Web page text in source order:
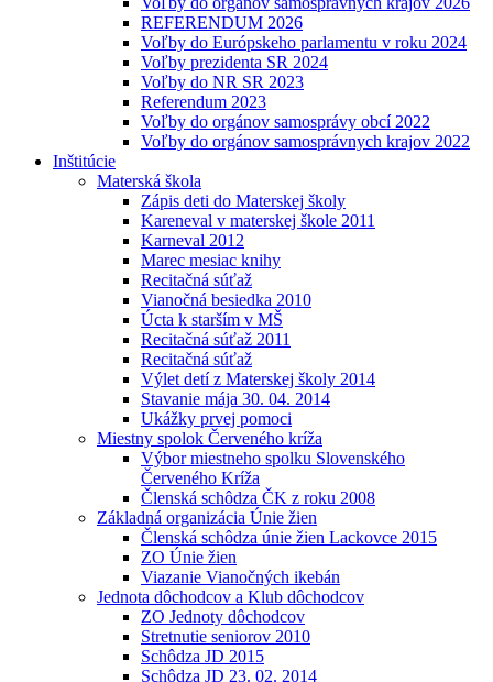
REFERENDUM 2026
Voľby do Európskeho parlamentu v roku 2024
Voľby prezidenta SR 2024
Voľby do NR SR 2023
Referendum 2023
Voľby do orgánov samosprávy obcí 2022
Voľby do orgánov samosprávnych krajov 2022
Inštitúcie
Materská škola
Zápis deti do Materskej školy
Kareneval v materskej škole 2011
Karneval 2012
Marec mesiac knihy
Recitačná súťaž
Vianočná besiedka 2010
Úcta k starším v MŠ
Recitačná súťaž 2011
Recitačná súťaž
Výlet detí z Materskej školy 2014
Stavanie mája 30. 04. 2014
Ukážky prvej pomoci
Miestny spolok Červeného kríža
Výbor miestneho spolku Slovenského
Červeného Kríža
Členská schôdza ČK z roku 2008
Základná organizácia Únie žien
Členská schôdza únie žien Lackovce 2015
ZO Únie žien
Viazanie Vianočných ikebán
Jednota dôchodcov a Klub dôchodcov
ZO Jednoty dôchodcov
Stretnutie seniorov 2010
Schôdza JD 2015
Schôdza JD 23. 02. 2014